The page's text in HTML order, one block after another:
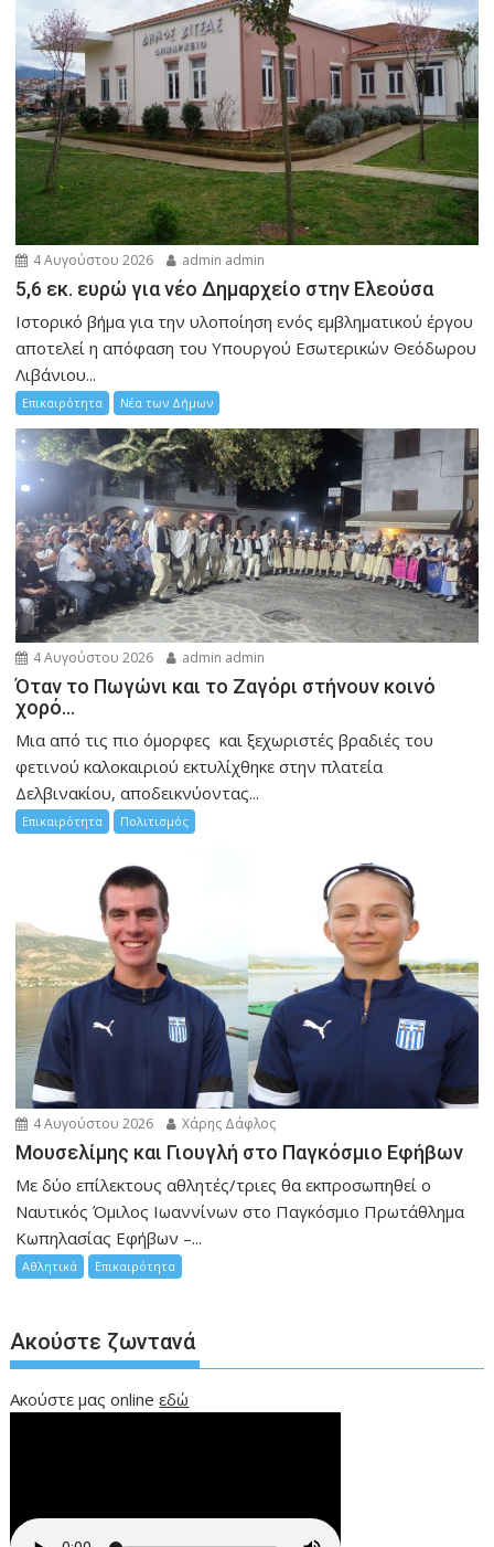
4 Αυγούστου 2026 admin admin
5,6 εκ. ευρώ για νέο Δημαρχείο στην Ελεούσα
Ιστορικό βήμα για την υλοποίηση ενός εμβληματικού έργου
αποτελεί η απόφαση του Υπουργού Εσωτερικών Θεόδωρου
Λιβάνιου...
Επικαιρότητα Νέα των Δήμων
4 Αυγούστου 2026 admin admin
Όταν το Πωγώνι και το Ζαγόρι στήνουν κοινό
χορό…
Μια από τις πιο όμορφες και ξεχωριστές βραδιές του
φετινού καλοκαιριού εκτυλίχθηκε στην πλατεία
Δελβινακίου, αποδεικνύοντας...
Επικαιρότητα Πολιτισμός
4 Αυγούστου 2026 Χάρης Δάφλος
Μουσελίμης και Γιουγλή στο Παγκόσμιο Εφήβων
Mε δύο επίλεκτους αθλητές/τριες θα εκπροσωπηθεί ο
Ναυτικός Όμιλος Ιωαννίνων στο Παγκόσμιο Πρωτάθλημα
Κωπηλασίας Εφήβων –...
Αθλητικά Επικαιρότητα
Ακούστε ζωντανά
Ακούστε μας onlineεδώ